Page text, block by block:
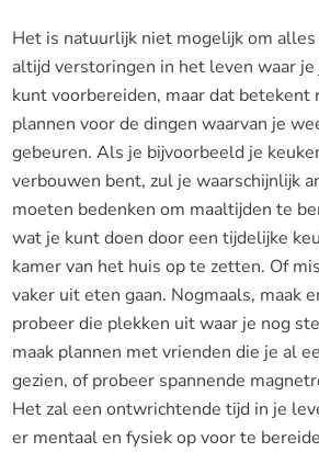
Het is natuurlijk niet mogelijk om alles
altijd verstoringen in het leven waar
kunt voorbereiden, maar dat
plannen voor de dingen waarvan je
gebeuren. Als je bijvoorbeeld je
verbouwen bent, zul je waarschijnlijk
moeten bedenken om maaltijden te
wat je kunt doen door een tijdelijke
kamer van het huis op te zetten. Of
vaker uit eten gaan. Nogmaals, maak
probeer die plekken uit waar je nog
maak plannen met vrienden die je al
gezien, of probeer spannende
Het zal een ontwrichtende tijd in je
er mentaal en fysiek op voor te